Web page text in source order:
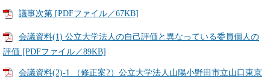
議事次第 [PDFファイル／67KB]
会議資料(1) 公立大学法人の自己評価と異なっている委員個人の
評価 [PDFファイル／89KB]
会議資料(2)-1 （修正案2）公立大学法人山陽小野田市立山口東京